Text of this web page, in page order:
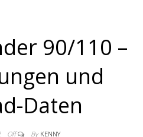
90/110 –
und
Daten
Off By KENNY